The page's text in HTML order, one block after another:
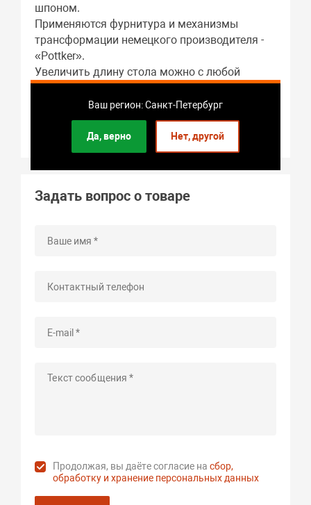
Ваш регион: Санкт-Петербург
Да, верно Нет, другой
шпоном.
Применяются фурнитура и механизмы
трансформации немецкого производителя -
«Pottker».
Увеличить длину стола можно с любой
шва посередине.
Толщина покрытия: керамогранит - 6 мм;
стекло - 4 мм.
Задать вопрос о товаре
Продолжая, вы даёте согласие насбор,
обработку и хранение персональных данных